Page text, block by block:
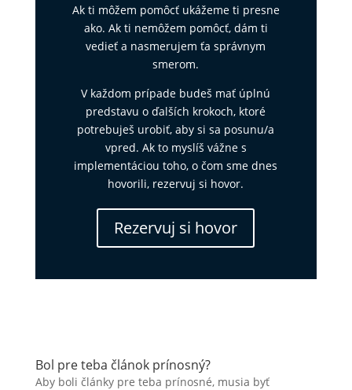
Ak ti môžem pomôcť ukážeme ti presne
ako. Ak ti nemôžem pomôcť, dám ti
vedieť a nasmerujem ťa správnym
smerom.
V každom prípade budeš mať úplnú
predstavu o ďalších krokoch, ktoré
potrebuješ urobiť, aby si sa posunu/a
vpred. Ak to myslíš vážne s
implementáciou toho, o čom sme dnes
hovorili, rezervuj si hovor.
Rezervuj si hovor
Bol pre teba článok prínosný?
Aby boli články pre teba prínosné, musia byť